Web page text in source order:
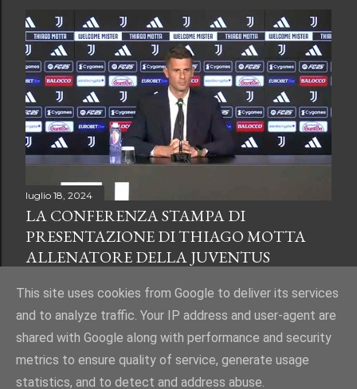
luglio 18, 2024
LA CONFERENZA STAMPA DI
PRESENTAZIONE DI THIAGO MOTTA
ALLENATORE DELLA JUVENTUS
Powered by Blogger
This site uses cookies from Google to deliver its services
and to analyze traffic. Your IP address and user-agent are
shared with Google along with performance and security
metrics to ensure quality of service, generate usage
statistics, and to detect and address abuse.